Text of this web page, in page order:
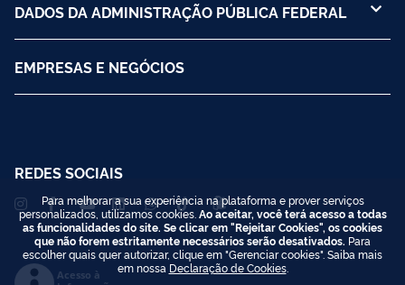
DADOS DA ADMINISTRAÇÃO PÚBLICA FEDERAL
EMPRESAS E NEGÓCIOS
REDES SOCIAIS
Acesso à
Para melhorar a sua experiência na plataforma e prover serviços
personalizados, utilizamos cookies. Ao aceitar, você terá acesso a todas
as funcionalidades do site. Se clicar em "Rejeitar Cookies", os cookies
que não forem estritamente necessários serão desativados. Para
escolher quais quer autorizar, clique em "Gerenciar cookies". Saiba mais
em nossa Declaração de Cookies.